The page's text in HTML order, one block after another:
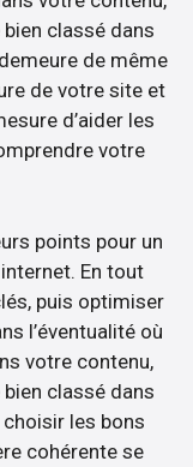
classé dans
de même
de votre site et
d’aider les
votre
points pour un
En tout
puis optimiser
l’éventualité où
votre contenu,
classé dans
les bons
cohérente se